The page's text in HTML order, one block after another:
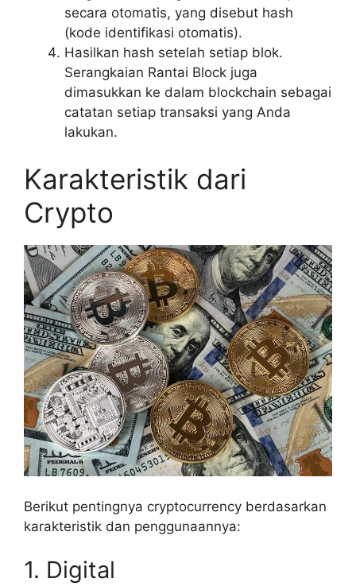
secara otomatis, yang disebut hash
(kode identifikasi otomatis).
Hasilkan hash setelah setiap blok.
Serangkaian Rantai Block juga
dimasukkan ke dalam blockchain sebagai
catatan setiap transaksi yang Anda
lakukan.
Karakteristik dari
Crypto
Berikut pentingnya cryptocurrency berdasarkan
karakteristik dan penggunaannya:
1. Digital